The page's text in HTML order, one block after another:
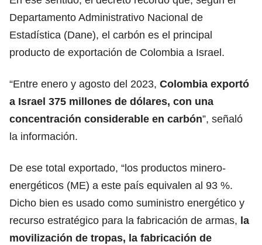
Departamento Administrativo Nacional de
Estadística (Dane), el carbón es el principal
producto de exportación de Colombia a Israel.
“Entre enero y agosto del 2023, Colombia exportó
a Israel 375 millones de dólares, con una
concentración considerable en carbón”, señaló
la información.
De ese total exportado, “los productos minero-
energéticos (ME) a este país equivalen al 93 %.
Dicho bien es usado como suministro energético y
recurso estratégico para la fabricación de armas, la
movilización de tropas, la fabricación de